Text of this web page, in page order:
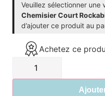
Veuillez sélectionner
Chemisier Court
d’ajouter ce produit au
Achetez ce